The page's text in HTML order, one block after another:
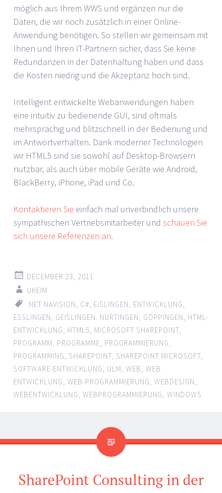
möglich aus Ihrem WWS und ergänzen nur die
Daten, die wir noch zusätzlich in einer Online-
Anwendung benötigen. So stellen wir gemeinsam mit
Ihnen und Ihren IT-Partnern sicher, dass Sie keine
Redundanzen in der Datenhaltung haben und dass
die Kosten niedrig und die Akzeptanz hoch sind.
Intelligent entwickelte Webanwendungen haben
eine intuitiv zu bedienende GUI, sind oftmals
mehrsprachig und blitzschnell in der Bedienung und
im Antwortverhalten. Dank moderner Technologien
wir HTML5 sind sie sowohl auf Desktop-Browsern
nutzbar, als auch über mobile Geräte wie Android,
BlackBerry, iPhone, iPad und Co.
Kontaktieren Sie einfach mal unverbindlich unsere
sympathischen Vertriebsmitarbeiter und schauen Sie
sich unsere Referenzen an.
DECEMBER 23, 2011
UKEIM
.NET NAVISION
C# EISLINGEN ENTWICKLUNG
ESSLINGEN
GEISLINGEN. NÜRTINGEN GÖPPINGEN
HTML-
ENTWICKLUNG
HTML5 MICROSOFT SHAREPOINT
PROGRAMM
PROGRAMME PROGRAMMIERUNG
PROGRAMMING
SHAREPOINT SHAREPOINT MICROSOFT
SOFTWARE-ENTWICKLUNG
ULM WEB WEB
ENTWICKLUNG WEB-PROGRAMMIERUNG WEBDESIGN
WEBENTWICKLUNG WEBPROGRAMMIERUNG WINDOWS
SharePoint Consulting in der